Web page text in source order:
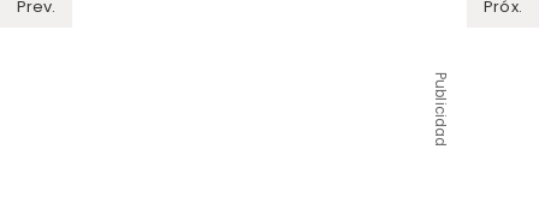
Prev. Próx.
Publicidad